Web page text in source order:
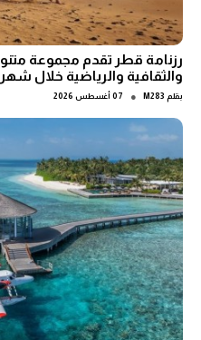
رزنامة قطر تقدم مجموعة
والثقافية والرياضية خلال
بقلم M283
● 07 أغسطس 2026